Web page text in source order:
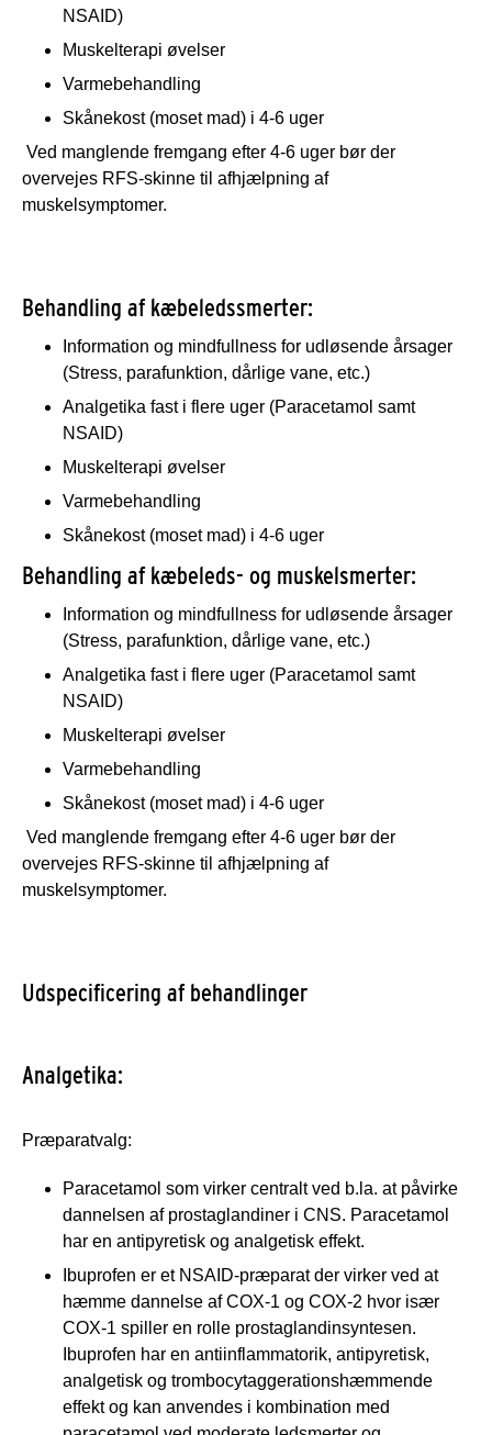
NSAID)
Muskelterapi øvelser
Varmebehandling
Skånekost (moset mad) i 4-6 uger
Ved manglende fremgang efter 4-6 uger bør der
overvejes RFS-skinne til afhjælpning af
muskelsymptomer.
Behandling af kæbeledssmerter:
Information og mindfullness for udløsende årsager
(Stress, parafunktion, dårlige vane, etc.)
Analgetika fast i flere uger (Paracetamol samt
NSAID)
Muskelterapi øvelser
Varmebehandling
Skånekost (moset mad) i 4-6 uger
Behandling af kæbeleds- og muskelsmerter:
Information og mindfullness for udløsende årsager
(Stress, parafunktion, dårlige vane, etc.)
Analgetika fast i flere uger (Paracetamol samt
NSAID)
Muskelterapi øvelser
Varmebehandling
Skånekost (moset mad) i 4-6 uger
Ved manglende fremgang efter 4-6 uger bør der
overvejes RFS-skinne til afhjælpning af
muskelsymptomer.
Udspecificering af behandlinger
Analgetika:
Præparatvalg:
Paracetamol som virker centralt ved b.la. at påvirke
dannelsen af prostaglandiner i CNS. Paracetamol
har en antipyretisk og analgetisk effekt.
Ibuprofen er et NSAID-præparat der virker ved at
hæmme dannelse af COX-1 og COX-2 hvor især
COX-1 spiller en rolle prostaglandinsyntesen.
Ibuprofen har en antiinflammatorik, antipyretisk,
analgetisk og trombocytaggerationshæmmende
effekt og kan anvendes i kombination med